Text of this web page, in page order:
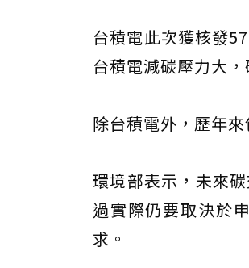
台積電此次獲核發
台積電減碳壓力大
除台積電外，歷年
環境部表示，未來
過實際仍要取決於
求。